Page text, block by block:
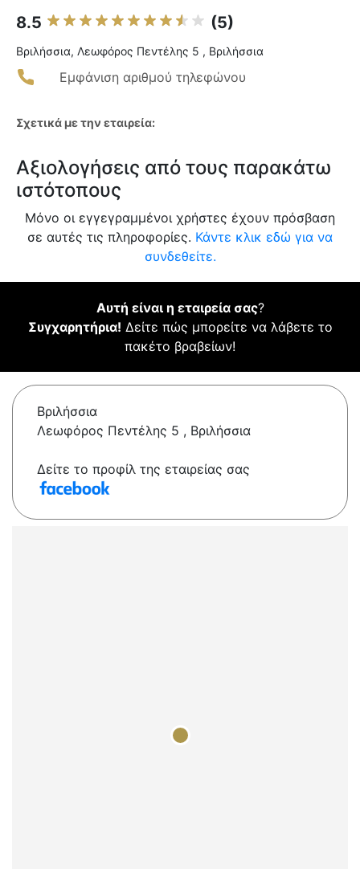
8.5 (5)
Βριλήσσια, Λεωφόρος Πεντέλης 5 , Βριλήσσια
Εμφάνιση αριθμού τηλεφώνου
Σχετικά με την εταιρεία:
Αξιολογήσεις από τους παρακάτω
ιστότοπους
Μόνο οι εγγεγραμμένοι χρήστες έχουν πρόσβαση
σε αυτές τις πληροφορίες. Κάντε κλικ εδώ για να
συνδεθείτε.
Αυτή είναι η εταιρεία σας?
Συγχαρητήρια! Δείτε πώς μπορείτε να λάβετε το
πακέτο βραβείων!
Βριλήσσια
Λεωφόρος Πεντέλης 5 , Βριλήσσια
Δείτε το προφίλ της εταιρείας σας